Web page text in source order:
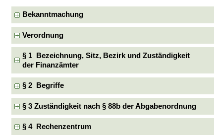
Bekanntmachung
Verordnung
§ 1 Bezeichnung, Sitz, Bezirk und Zuständigkeit
der Finanzämter
§ 2 Begriffe
§ 3 Zuständigkeit nach § 88b der Abgabenordnung
§ 4 Rechenzentrum